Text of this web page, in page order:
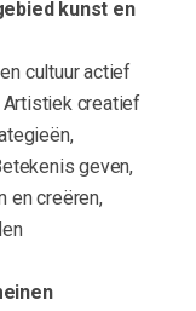
kunst en
cultuur actief
Artistiek creatief
geven,
en creëren,